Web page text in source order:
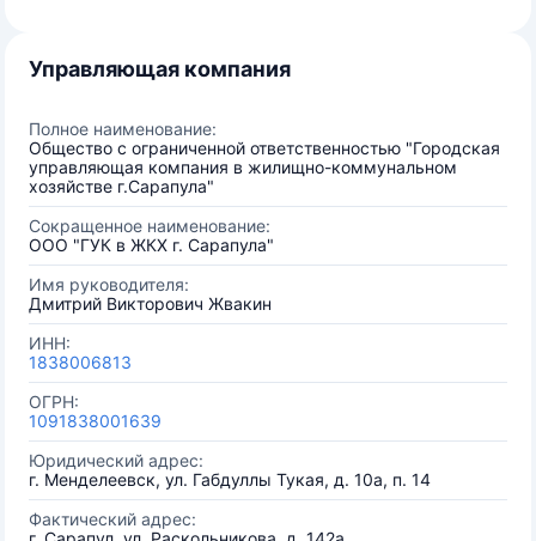
Управляющая компания
Полное наименование:
Общество с ограниченной ответственностью "Городская
управляющая компания в жилищно-коммунальном
хозяйстве г.Сарапула"
Сокращенное наименование:
ООО "ГУК в ЖКХ г. Сарапула"
Имя руководителя:
Дмитрий Викторович Жвакин
ИНН:
1838006813
ОГРН:
1091838001639
Юридический адрес:
г. Менделеевск, ул. Габдуллы Тукая, д. 10а, п. 14
Фактический адрес: